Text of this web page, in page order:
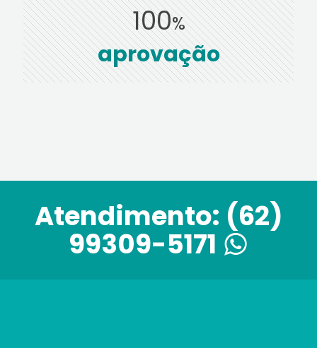
100%
aprovação
Atendimento: (62)
99309-5171